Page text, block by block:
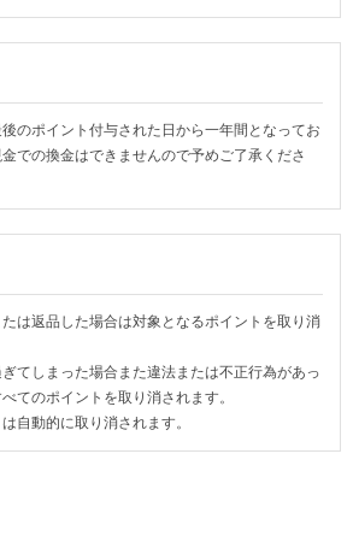
のポイント付与された日から一年間となってお
での換金はできませんので予めご了承くださ
は返品した場合は対象となるポイントを取り消
てしまった場合また違法または不正行為があっ
てのポイントを取り消されます。
自動的に取り消されます。